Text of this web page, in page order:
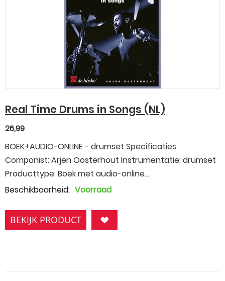
Real Time Drums in Songs (NL)
26,99
BOEK+AUDIO-ONLINE - drumset Specificaties
Componist: Arjen Oosterhout Instrumentatie: drumset
Producttype: Boek met audio-online...
Beschikbaarheid: Voorraad
BEKIJK PRODUCT